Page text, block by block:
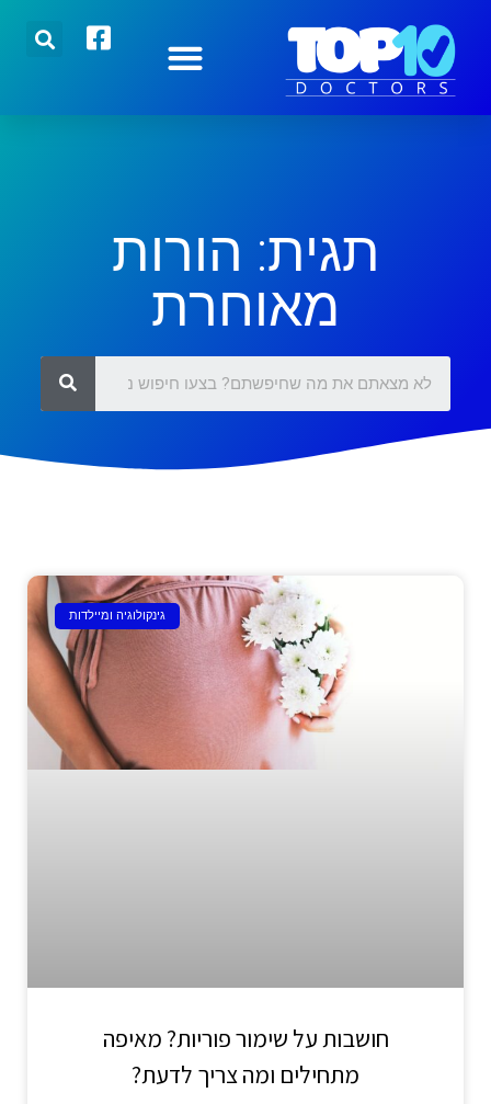
תגית: הורות
מאוחרת
גינקולוגיה ומיילדות
חושבות על שימור פוריות? מאיפה
מתחילים ומה צריך לדעת?